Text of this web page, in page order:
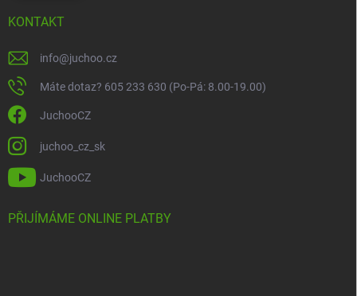
KONTAKT
info@juchoo.cz
Máte dotaz? 605 233 630 (Po-Pá: 8.00-19.00)
JuchooCZ
juchoo_cz_sk
JuchooCZ
PŘIJÍMÁME ONLINE PLATBY